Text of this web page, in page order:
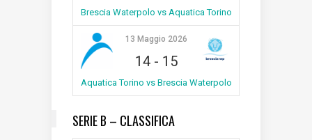
Brescia Waterpolo vs Aquatica Torino
13 Maggio 2026
14- 15
Aquatica Torino vs Brescia Waterpolo
SERIE B – CLASSIFICA